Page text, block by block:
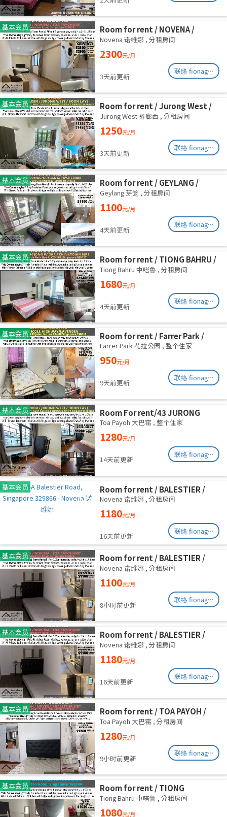
基本会员
Room for rent / NOVENA /
Master room / 2,3 pax stay /
Available Immediately
Novena 诺维娜 , 分租房间
2300元/月
3天前更新
联络 fionag@transinex.com.sg
基本会员
Room for rent / Jurong West /
Common room / 1pax stay /
Available Oct 2
Jurong West 裕廊西 , 分租房间
1250元/月
3天前更新
联络 fionag@transinex.com.sg
基本会员
Room for rent / GEYLANG /
Common room / 1pax stay /
Available Immediately
Geylang 芽笼 , 分租房间
1100元/月
4天前更新
联络 fionag@transinex.com.sg
基本会员
Room for rent / TIONG BAHRU /
Master room / 1pax stay /
Available 17 August
Tiong Bahru 中嗒鲁 , 分租房间
1680元/月
4天前更新
联络 fionag@transinex.com.sg
基本会员
Room for rent / Farrer Park /
Serangoon / Common room /
1pax stay / Available 27 Aug
Farrer Park 花拉公园 , 整个住家
950元/月
9天前更新
联络 fionag@transinex.com.sg
基本会员
Room For rent/43 JURONG
EAST AVENUE 1, PARC OASIS
BLK HIBISCUS 60977
Road/commen /for 1pax/
Available Immediate
Toa Payoh 大巴窑 , 整个住家
1280元/月
14天前更新
联络 fionag@transinex.com.sg
基本会员
Room for rent / BALESTIER /
NOVENA / Common room / 1pax
stay / Available immediate
Novena 诺维娜 , 分租房间
1180元/月
16天前更新
联络 fionag@transinex.com.sg
基本会员
Room for rent / BALESTIER /
NOVENA / Common room / 1pax
stay / Available immediate
Novena 诺维娜 , 分租房间
1100元/月
8小时前更新
联络 fionag@transinex.com.sg
基本会员
Room for rent / BALESTIER /
NOVENA / Common room / 1pax
stay / Available immediate
Novena 诺维娜 , 分租房间
1180元/月
16天前更新
联络 fionag@transinex.com.sg
基本会员
Room for rent / TOA PAYOH /
NOVENA / Common room / 1pax
stay / Available immediate
Toa Payoh 大巴窑 , 分租房间
1280元/月
9小时前更新
联络 fionag@transinex.com.sg
基本会员
Room for rent / TIONG
BAHRU/HAVELOCK / Common
room / 1pax stay / Available 13
Tiong Bahru 中嗒鲁 , 分租房间
1080元/月